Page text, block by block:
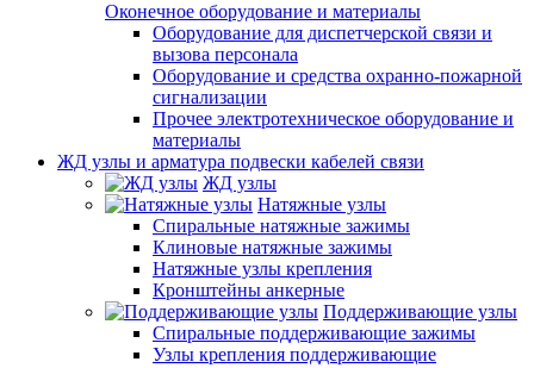
Оконечное оборудование и материалы
Оборудование для диспетчерской связи и
вызова персонала
Оборудование и средства охранно-пожарной
сигнализации
Прочее электротехническое оборудование и
материалы
ЖД узлы и арматура подвески кабелей связи
ЖД узлы
Натяжные узлы
Спиральные натяжные зажимы
Клиновые натяжные зажимы
Натяжные узлы крепления
Кронштейны анкерные
Поддерживающие узлы
Спиральные поддерживающие зажимы
Узлы крепления поддерживающие